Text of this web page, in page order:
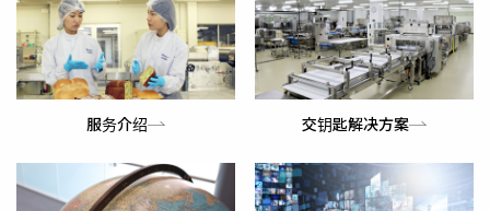
服务介绍 交钥匙解决方案